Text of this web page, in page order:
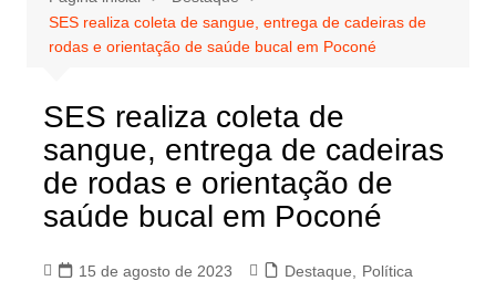
SES realiza coleta de sangue, entrega de cadeiras de
rodas e orientação de saúde bucal em Poconé
SES realiza coleta de
sangue, entrega de cadeiras
de rodas e orientação de
saúde bucal em Poconé
15 de agosto de 2023 Destaque Política